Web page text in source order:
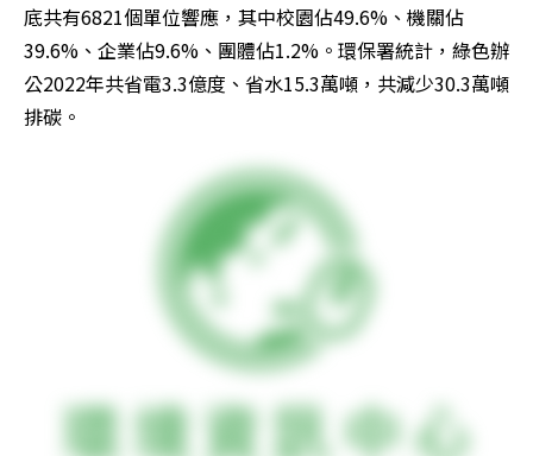
底共有6821個單位響應，其中校園佔49.6%、機關佔
39.6%、企業佔9.6%、團體佔1.2%。環保署統計，綠色辦
公2022年共省電3.3億度、省水15.3萬噸，共減少30.3萬噸
排碳。